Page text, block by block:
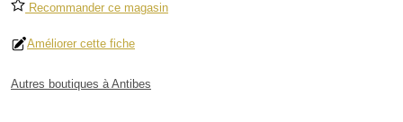
Recommander ce magasin
Améliorer cette fiche
Autres boutiques à Antibes